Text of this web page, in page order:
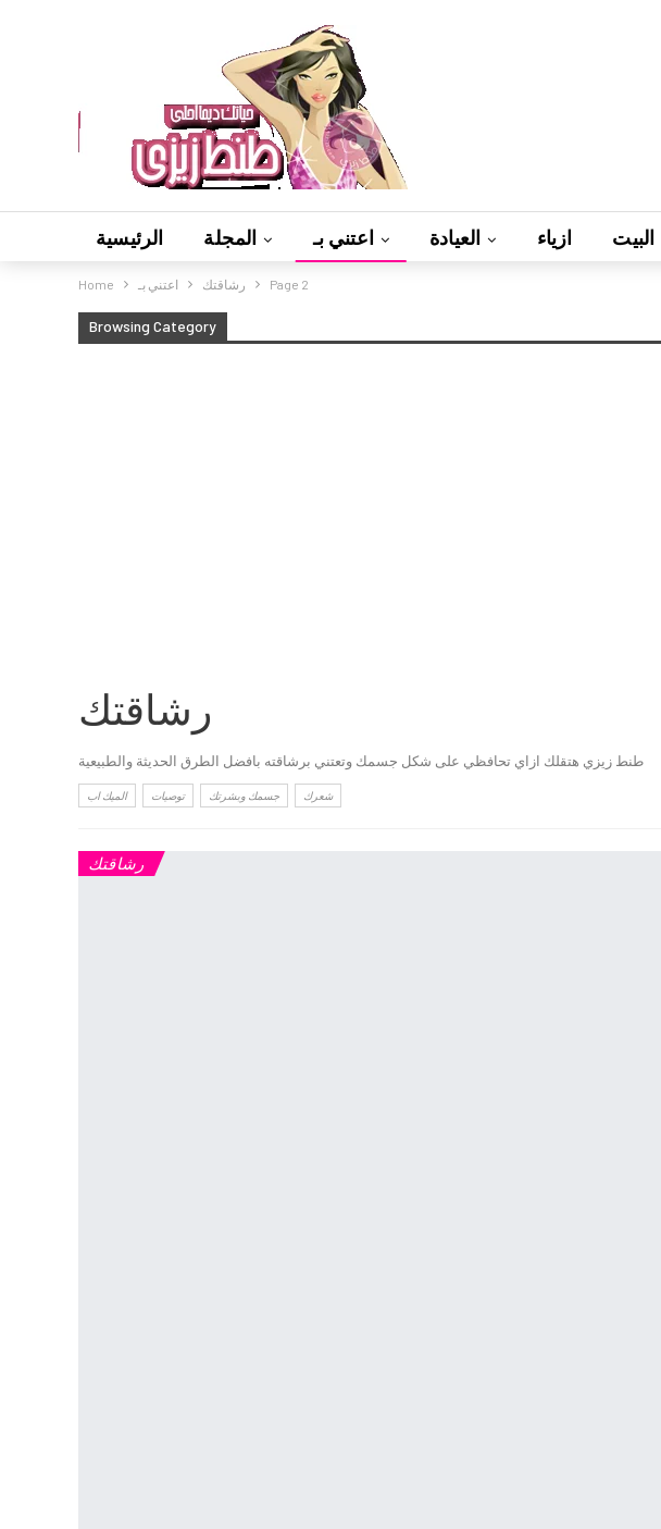
الرئيسية المجلة اعتني بـ العيادة ازياء البيت
Home اعتني بـ رشاقتك Page 2
Browsing Category
رشاقتك
طنط زيزي هتقلك ازاي تحافظي على شكل جسمك وتعتني برشاقته بافضل الطرق الحديثة والطبيعية
الميك اب توصيات جسمك وبشرتك شعرك
رشاقتك